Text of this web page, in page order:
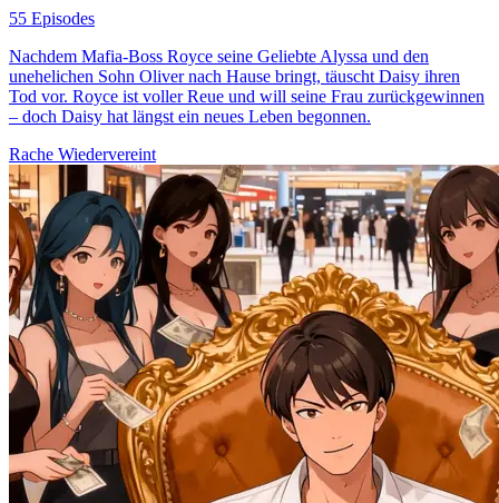
55 Episodes
Nachdem Mafia-Boss Royce seine Geliebte Alyssa und den
unehelichen Sohn Oliver nach Hause bringt, täuscht Daisy ihren
Tod vor. Royce ist voller Reue und will seine Frau zurückgewinnen
– doch Daisy hat längst ein neues Leben begonnen.
Rache Wiedervereint